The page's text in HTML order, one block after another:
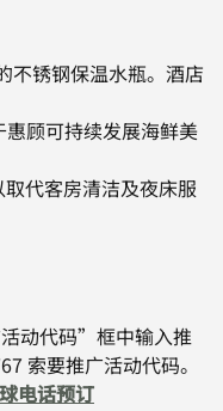
不锈钢保温水瓶。酒店
顾可持续发展海鲜美
代客房清洁及夜床服
动代码”框中输入推
索要推广活动代码。
电话预订